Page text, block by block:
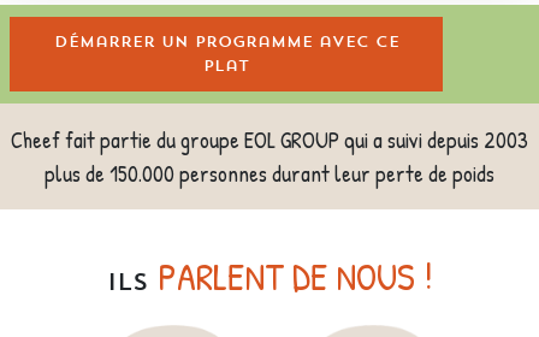
Démarrer un programme avec ce
plat
Cheef fait partie du groupe EOL GROUP qui a suivi depuis 2003
plus de 150.000 personnes durant leur perte de poids
ILS PARLENT DE NOUS !